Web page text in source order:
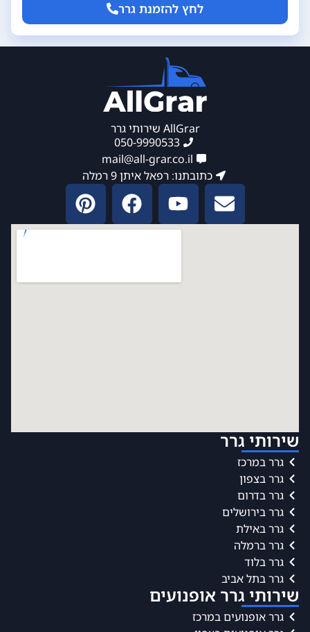
לחץ להזמנת גרר
שירותי גרר
גרר במרכז
גרר בצפון
גרר בדרום
גרר בירושלים
גרר באילת
גרר ברמלה
גרר בלוד
גרר בתל אביב
שירותי גרר אופנועים
גרר אופנועים במרכז
AllGrar שירותי גרר
050-9990533
mail@all-grar.co.il
כתובתנו: רפאל איתן 9 רמלה